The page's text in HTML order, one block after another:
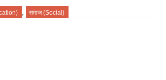
समाज (Social)